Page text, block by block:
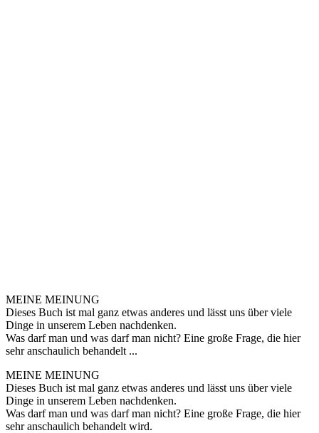
MEINE MEINUNG
Dieses Buch ist mal ganz etwas anderes und lässt uns über viele
Dinge in unserem Leben nachdenken.
Was darf man und was darf man nicht? Eine große Frage, die hier
sehr anschaulich behandelt ...
MEINE MEINUNG
Dieses Buch ist mal ganz etwas anderes und lässt uns über viele
Dinge in unserem Leben nachdenken.
Was darf man und was darf man nicht? Eine große Frage, die hier
sehr anschaulich behandelt wird.